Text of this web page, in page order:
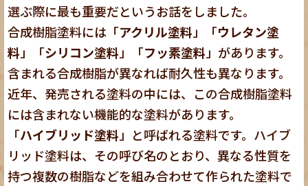
選ぶ際に最も重要だというお話をしました。
合成樹脂塗料には「アクリル塗料」「ウレタン塗
料」「シリコン塗料」「フッ素塗料」があります。
含まれる合成樹脂が異なれば耐久性も異なります。
近年、発売される塗料の中には、この合成樹脂塗料
には含まれない機能的な塗料があります。
「ハイブリッド塗料」と呼ばれる塗料です。ハイブ
リッド塗料は、その呼び名のとおり、異なる性質を
持つ複数の樹脂などを組み合わせて作られた塗料で